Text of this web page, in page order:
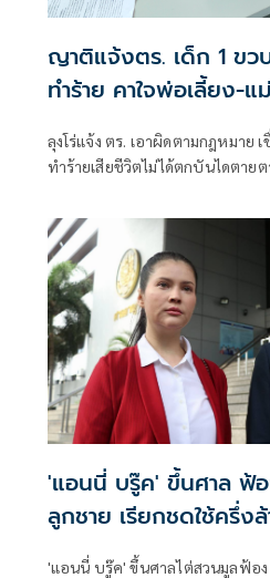
ญาติแจ้งตร. เด็ก 1 ขว
ทำร้าย คาใจพ่อเลี้ยง-
ลุงโร่แจ้ง ตร. เอาผิดตามกฎหมาย
ทำร้ายเสียชีวิตไม่ได้ตกบันไดตาย
ข้อหาเสพสารเสพติด ส่วนคดีลูกเลี้ยงยังไม่ตั้งข้อหาอยู่ระหว่าง
รวบรวมพยานหลักฐาน
'แอนนี่ บรู๊ค' ขึ้นศาล ฟ้
ลูกชาย เรียกชดใช้ครึ่ง
'แอนนี่ บรู๊ค' ขึ้นศาลไต่สวนมูลฟ้อ